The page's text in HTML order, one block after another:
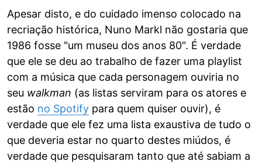
Apesar disto, e do cuidado imenso colocado na
recriação histórica, Nuno Markl não gostaria que
1986 fosse "um museu dos anos 80". É verdade
que ele se deu ao trabalho de fazer uma playlist
com a música que cada personagem ouviria no
seu walkman (as listas serviram para os atores e
estão no Spotify para quem quiser ouvir), é
verdade que ele fez uma lista exaustiva de tudo o
que deveria estar no quarto destes miúdos, é
verdade que pesquisaram tanto que até sabiam a